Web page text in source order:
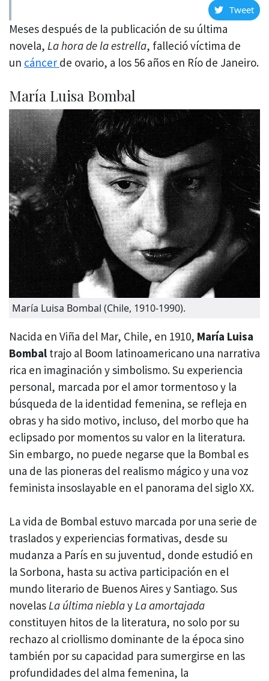
Tweet
Meses después de la publicación de su última
novela, La hora de la estrella, falleció víctima de
un cáncer de ovario, a los 56 años en Río de Janeiro.
María Luisa Bombal
María Luisa Bombal (Chile, 1910-1990).
Nacida en Viña del Mar, Chile, en 1910, María Luisa
Bombal trajo al Boom latinoamericano una narrativa
rica en imaginación y simbolismo. Su experiencia
personal, marcada por el amor tormentoso y la
búsqueda de la identidad femenina, se refleja en
obras y ha sido motivo, incluso, del morbo que ha
eclipsado por momentos su valor en la literatura.
Sin embargo, no puede negarse que la Bombal es
una de las pioneras del realismo mágico y una voz
feminista insoslayable en el panorama del siglo XX.
La vida de Bombal estuvo marcada por una serie de
traslados y experiencias formativas, desde su
mudanza a París en su juventud, donde estudió en
la Sorbona, hasta su activa participación en el
mundo literario de Buenos Aires y Santiago. Sus
novelasLa última nieblayLa amortajada
constituyen hitos de la literatura, no solo por su
rechazo al criollismo dominante de la época sino
también por su capacidad para sumergirse en las
profundidades del alma femenina, la